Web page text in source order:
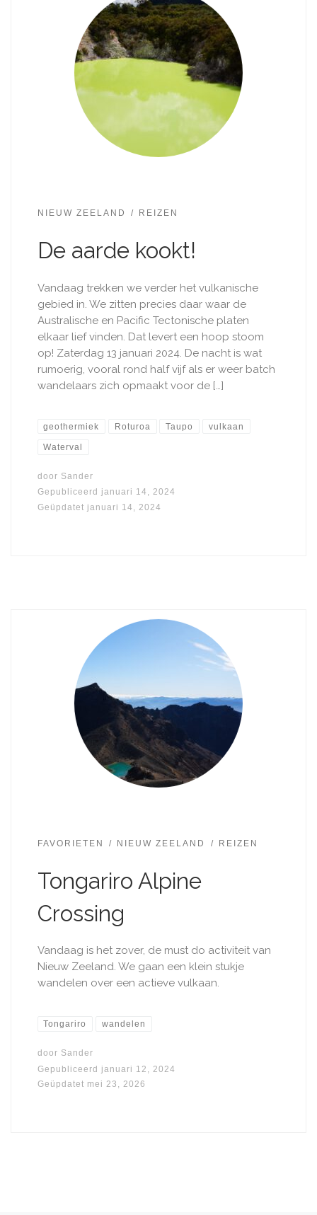
NIEUW ZEELAND REIZEN
De aarde kookt!
Vandaag trekken we verder het vulkanische
gebied in. We zitten precies daar waar de
Australische en Pacific Tectonische platen
elkaar lief vinden. Dat levert een hoop stoom
op! Zaterdag 13 januari 2024. De nacht is wat
rumoerig, vooral rond half vijf als er weer batch
wandelaars zich opmaakt voor de […]
geothermiek Roturoa Taupo vulkaan
Waterval
door Sander
Gepubliceerd januari 14, 2024
Geüpdatet januari 14, 2024
FAVORIETEN NIEUW ZEELAND REIZEN
Tongariro Alpine
Crossing
Vandaag is het zover, de must do activiteit van
Nieuw Zeeland. We gaan een klein stukje
wandelen over een actieve vulkaan.
Tongariro wandelen
door Sander
Gepubliceerd januari 12, 2024
Geüpdatet mei 23, 2026